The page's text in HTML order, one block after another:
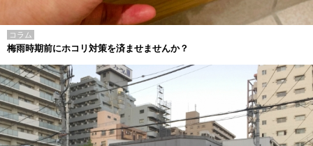
コラム
梅雨時期前にホコリ対策を済ませませんか？